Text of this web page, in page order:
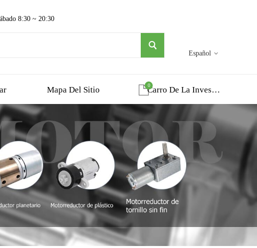
Español
8:30 ~ 20:30
Mapa Del Sitio Carro De La Investigacion
0